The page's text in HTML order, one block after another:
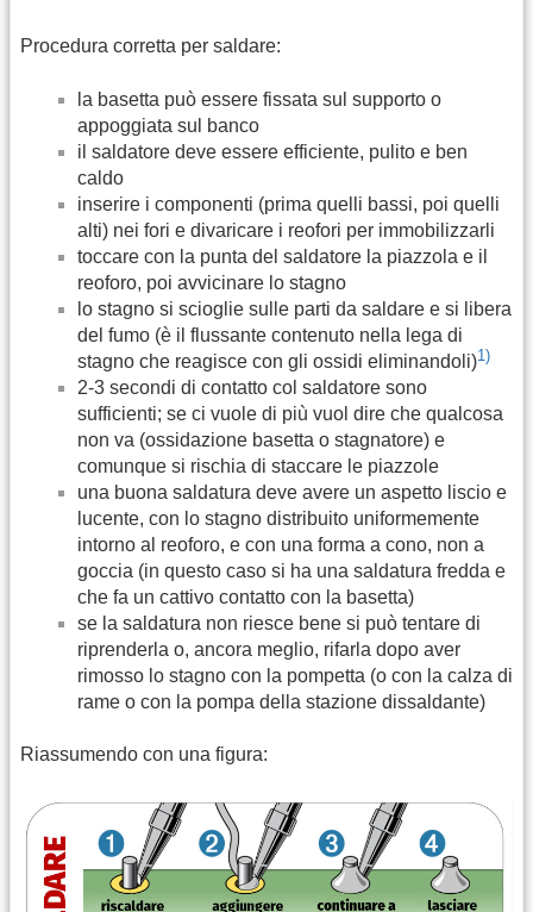
Procedura corretta per saldare:
la basetta può essere fissata sul supporto o
appoggiata sul banco
il saldatore deve essere efficiente, pulito e ben
caldo
inserire i componenti (prima quelli bassi, poi quelli
alti) nei fori e divaricare i reofori per immobilizzarli
toccare con la punta del saldatore la piazzola e il
reoforo, poi avvicinare lo stagno
lo stagno si scioglie sulle parti da saldare e si libera
del fumo (è il flussante contenuto nella lega di
stagno che reagisce con gli ossidi eliminandoli)1)
2-3 secondi di contatto col saldatore sono
sufficienti; se ci vuole di più vuol dire che qualcosa
non va (ossidazione basetta o stagnatore) e
comunque si rischia di staccare le piazzole
una buona saldatura deve avere un aspetto liscio e
lucente, con lo stagno distribuito uniformemente
intorno al reoforo, e con una forma a cono, non a
goccia (in questo caso si ha una saldatura fredda e
che fa un cattivo contatto con la basetta)
se la saldatura non riesce bene si può tentare di
riprenderla o, ancora meglio, rifarla dopo aver
rimosso lo stagno con la pompetta (o con la calza di
rame o con la pompa della stazione dissaldante)
Riassumendo con una figura: